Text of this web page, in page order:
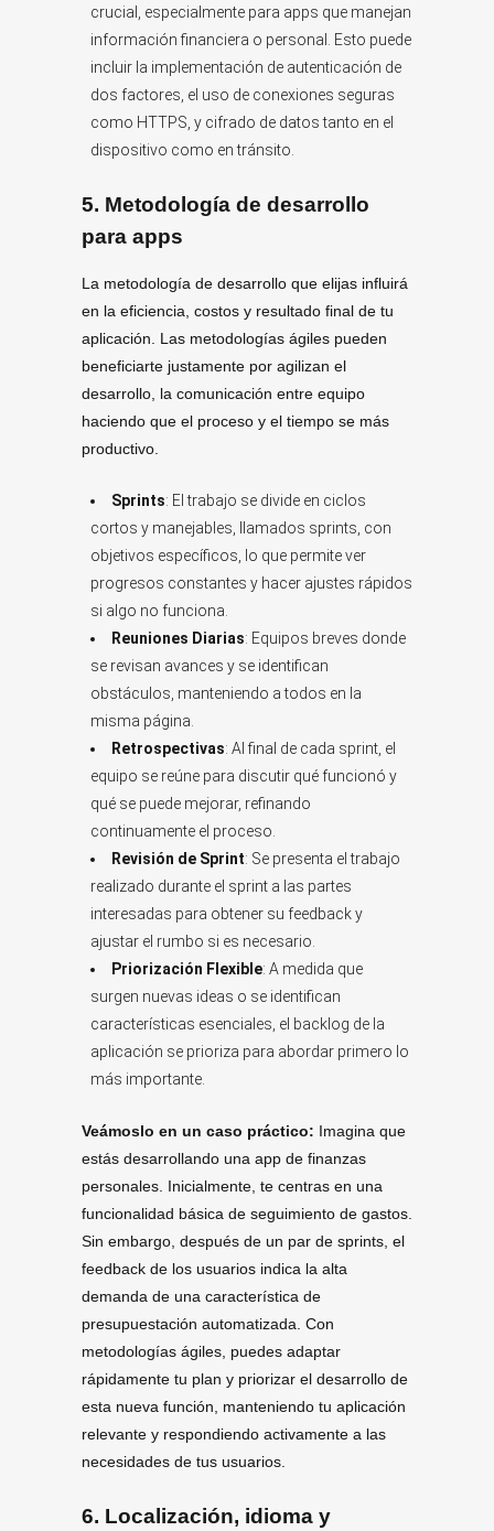
crucial, especialmente para apps que manejan
información financiera o personal. Esto puede
incluir la implementación de autenticación de
dos factores, el uso de conexiones seguras
como HTTPS, y cifrado de datos tanto en el
dispositivo como en tránsito.
5. Metodología de desarrollo
para apps
La metodología de desarrollo que elijas influirá
en la eficiencia, costos y resultado final de tu
aplicación. Las metodologías ágiles pueden
beneficiarte justamente por agilizan el
desarrollo, la comunicación entre equipo
haciendo que el proceso y el tiempo se más
productivo.
Sprints: El trabajo se divide en ciclos
cortos y manejables, llamados sprints, con
objetivos específicos, lo que permite ver
progresos constantes y hacer ajustes rápidos
si algo no funciona.
Reuniones Diarias: Equipos breves donde
se revisan avances y se identifican
obstáculos, manteniendo a todos en la
misma página.
Retrospectivas: Al final de cada sprint, el
equipo se reúne para discutir qué funcionó y
qué se puede mejorar, refinando
continuamente el proceso.
Revisión de Sprint: Se presenta el trabajo
realizado durante el sprint a las partes
interesadas para obtener su feedback y
ajustar el rumbo si es necesario.
Priorización Flexible: A medida que
surgen nuevas ideas o se identifican
características esenciales, el backlog de la
aplicación se prioriza para abordar primero lo
más importante.
Veámoslo en un caso práctico: Imagina que
estás desarrollando una app de finanzas
personales. Inicialmente, te centras en una
funcionalidad básica de seguimiento de gastos.
Sin embargo, después de un par de sprints, el
feedback de los usuarios indica la alta
demanda de una característica de
presupuestación automatizada. Con
metodologías ágiles, puedes adaptar
rápidamente tu plan y priorizar el desarrollo de
esta nueva función, manteniendo tu aplicación
relevante y respondiendo activamente a las
necesidades de tus usuarios.
6. Localización, idioma y